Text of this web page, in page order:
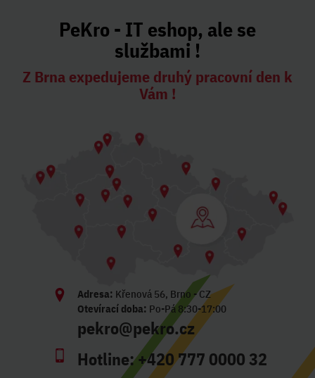
PeKro - IT eshop, ale se
službami !
Z Brna expedujeme druhý pracovní den k
Vám !
Adresa: Křenová 56, Brno - CZ
Otevírací doba: Po-Pá 8:30-17:00
pekro@pekro.cz
Hotline:+420 777 0000 32